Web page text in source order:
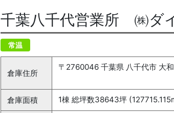
千葉八千代営業所 ㈱ダ
常温
倉庫住所
倉庫面積
1棟 総坪数38643坪